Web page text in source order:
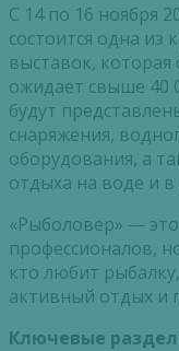
С 14 по 16 ноября
состоится одна
выставок, которая
ожидает свыше 40
будут
снаряжения,
оборудования, а
отдыха на воде и
«Рыболовер» —
профессионалов,
кто любит
активный отдых и
Ключевые